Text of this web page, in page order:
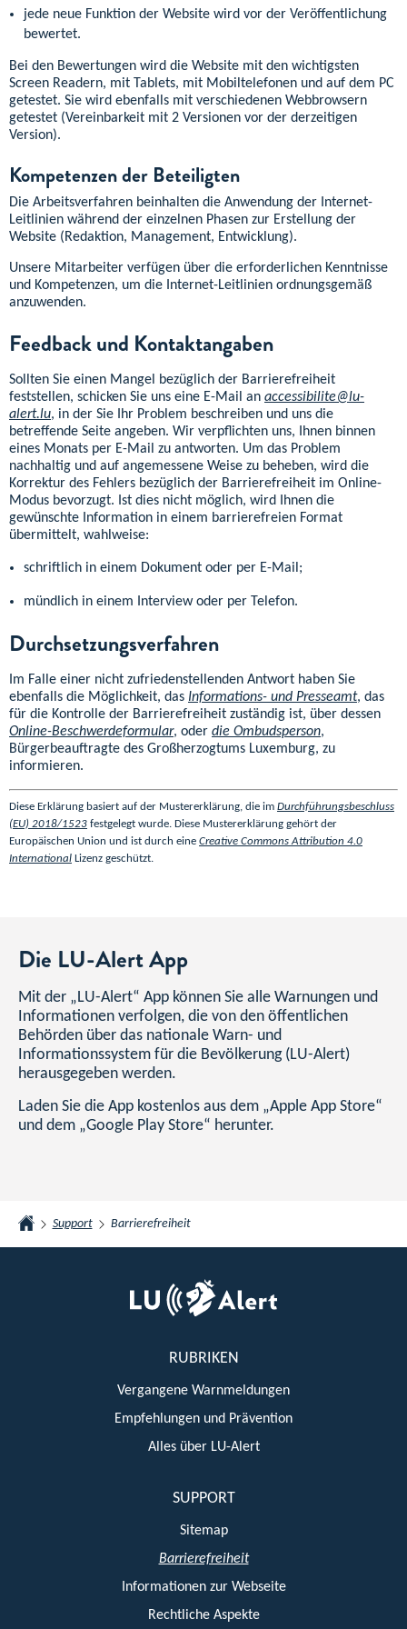
jede neue Funktion der Website wird vor der Veröffentlichung
bewertet.
Bei den Bewertungen wird die Website mit den wichtigsten
Screen Readern, mit Tablets, mit Mobiltelefonen und auf dem PC
getestet. Sie wird ebenfalls mit verschiedenen Webbrowsern
getestet (Vereinbarkeit mit 2 Versionen vor der derzeitigen
Version).
Kompetenzen der Beteiligten
Die Arbeitsverfahren beinhalten die Anwendung der Internet-
Leitlinien während der einzelnen Phasen zur Erstellung der
Website (Redaktion, Management, Entwicklung).
Unsere Mitarbeiter verfügen über die erforderlichen Kenntnisse
und Kompetenzen, um die Internet-Leitlinien ordnungsgemäß
anzuwenden.
Feedback und Kontaktangaben
Sollten Sie einen Mangel bezüglich der Barrierefreiheit
feststellen, schicken Sie uns eine E-Mail an accessibilite@lu-
alert.lu, in der Sie Ihr Problem beschreiben und uns die
betreffende Seite angeben. Wir verpflichten uns, Ihnen binnen
eines Monats per E-Mail zu antworten. Um das Problem
nachhaltig und auf angemessene Weise zu beheben, wird die
Korrektur des Fehlers bezüglich der Barrierefreiheit im Online-
Modus bevorzugt. Ist dies nicht möglich, wird Ihnen die
gewünschte Information in einem barrierefreien Format
übermittelt, wahlweise:
schriftlich in einem Dokument oder per E-Mail;
mündlich in einem Interview oder per Telefon.
Durchsetzungsverfahren
Im Falle einer nicht zufriedenstellenden Antwort haben Sie
ebenfalls die Möglichkeit, das Informations- und Presseamt, das
für die Kontrolle der Barrierefreiheit zuständig ist, über dessen
Online-Beschwerdeformular, oder die Ombudsperson,
Bürgerbeauftragte des Großherzogtums Luxemburg, zu
informieren.
Diese Erklärung basiert auf der Mustererklärung, die im Durchführungsbeschluss
(EU) 2018/1523 festgelegt wurde. Diese Mustererklärung gehört der
Europäischen Union und ist durch eine Creative Commons Attribution 4.0
International Lizenz geschützt.
Die LU-Alert App
Mit der „LU-Alert“ App können Sie alle Warnungen und
Informationen verfolgen, die von den öffentlichen
Behörden über das nationale Warn- und
Informationssystem für die Bevölkerung (LU-Alert)
herausgegeben werden.
Laden Sie die App kostenlos aus dem „Apple App Store“
und dem „Google Play Store“ herunter.
Support Barrierefreiheit
RUBRIKEN
Vergangene Warnmeldungen
Empfehlungen und Prävention
Alles über LU-Alert
SUPPORT
Sitemap
Barrierefreiheit
Informationen zur Webseite
Rechtliche Aspekte